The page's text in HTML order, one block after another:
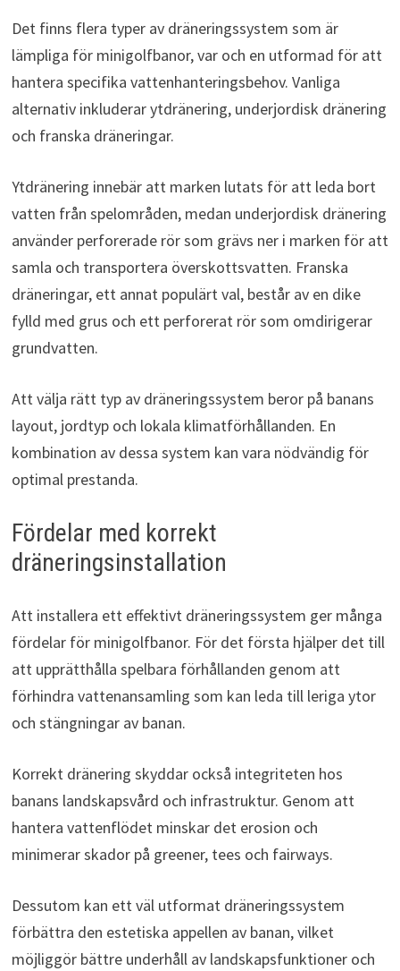
Det finns flera typer av dräneringssystem som är
lämpliga för minigolfbanor, var och en utformad för att
hantera specifika vattenhanteringsbehov. Vanliga
alternativ inkluderar ytdränering, underjordisk dränering
och franska dräneringar.
Ytdränering innebär att marken lutats för att leda bort
vatten från spelområden, medan underjordisk dränering
använder perforerade rör som grävs ner i marken för att
samla och transportera överskottsvatten. Franska
dräneringar, ett annat populärt val, består av en dike
fylld med grus och ett perforerat rör som omdirigerar
grundvatten.
Att välja rätt typ av dräneringssystem beror på banans
layout, jordtyp och lokala klimatförhållanden. En
kombination av dessa system kan vara nödvändig för
optimal prestanda.
Fördelar med korrekt
dräneringsinstallation
Att installera ett effektivt dräneringssystem ger många
fördelar för minigolfbanor. För det första hjälper det till
att upprätthålla spelbara förhållanden genom att
förhindra vattenansamling som kan leda till leriga ytor
och stängningar av banan.
Korrekt dränering skyddar också integriteten hos
banans landskapsvård och infrastruktur. Genom att
hantera vattenflödet minskar det erosion och
minimerar skador på greener, tees och fairways.
Dessutom kan ett väl utformat dräneringssystem
förbättra den estetiska appellen av banan, vilket
möjliggör bättre underhåll av landskapsfunktioner och